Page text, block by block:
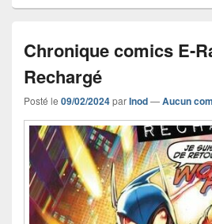
Chronique comics E-
Rechargé
Posté le 09/02/2024parInod—Aucun